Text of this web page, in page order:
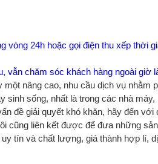
24h hoặc gọi điện thu xếp thời
vẫn chăm sóc khách hàng ngoài
nâng cao, nhu cầu dịch vụ nhằm
sống, nhất là trong các nhà
đề giải quyết khó khăn, hãy đến
cũng liên kết được để đưa những
tín và chất lượng, giá thành hợp lí,